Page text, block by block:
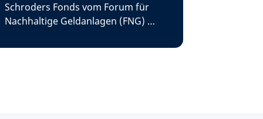
Schroders Fonds vom Forum für
Nachhaltige Geldanlagen (FNG) mit
ausgezeichnet. Beide Fonds